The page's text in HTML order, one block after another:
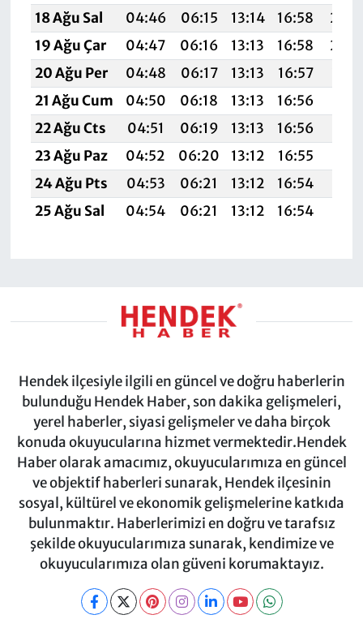
18 Ağu Sal
04:46 06:15 13:14 16:58
19 Ağu Çar
04:47 06:16 13:13 16:58
20 Ağu Per
04:48 06:17 13:13 16:57
21 Ağu Cum
04:50 06:18 13:13 16:56
22 Ağu Cts
04:51 06:19 13:13 16:56
23 Ağu Paz
04:52 06:20 13:12 16:55
24 Ağu Pts
04:53 06:21 13:12 16:54
25 Ağu Sal
04:54 06:21 13:12 16:54
Hendek ilçesiyle ilgili en güncel ve doğru haberlerin
bulunduğu Hendek Haber, son dakika gelişmeleri,
yerel haberler, siyasi gelişmeler ve daha birçok
konuda okuyucularına hizmet vermektedir.Hendek
Haber olarak amacımız, okuyucularımıza en güncel
ve objektif haberleri sunarak, Hendek ilçesinin
sosyal, kültürel ve ekonomik gelişmelerine katkıda
bulunmaktır. Haberlerimizi en doğru ve tarafsız
şekilde okuyucularımıza sunarak, kendimize ve
okuyucularımıza olan güveni korumaktayız.